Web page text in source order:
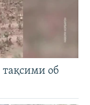
тақсими об